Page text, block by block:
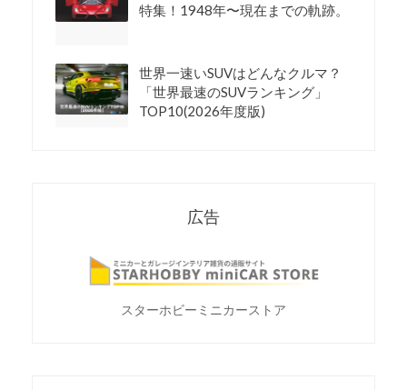
特集！1948年〜現在までの軌跡。
世界一速いSUVはどんなクルマ？
「世界最速のSUVランキング」
TOP10(2026年度版)
広告
スターホビーミニカーストア